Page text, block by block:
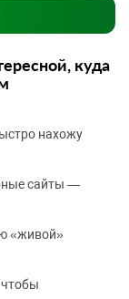
куда
нахожу
сайты —
«живой»